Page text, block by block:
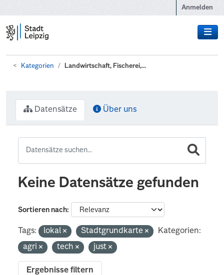
Anmelden
Kategorien Landwirtschaft, Fischerei,...
Datensätze Über uns
Keine Datensätze gefunden
Sortieren nach
Tags: lokal Stadtgrundkarte
Kategorien:
agri
tech just
Ergebnisse filtern